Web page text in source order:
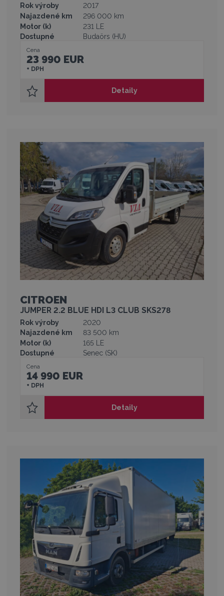
Rok výroby
2017
Najazdené km
296 000 km
Motor (k)
231 LE
Dostupné
Budaörs (HU)
Cena
23 990 EUR
+ DPH
Detaily
CITROEN
JUMPER 2.2 BLUE HDI L3 CLUB SKS278
Rok výroby
2020
Najazdené km
83 500 km
Motor (k)
165 LE
Dostupné
Senec (SK)
Cena
14 990 EUR
+ DPH
Detaily